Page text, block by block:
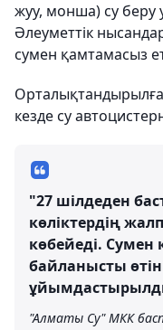
жуу, монша) су беру
Әлеуметтік
сумен қамтамасыз
кезде су
"27 шілдеден
көліктердің
көбейеді. Сумен
байланысты
"Алматы Су" МКК